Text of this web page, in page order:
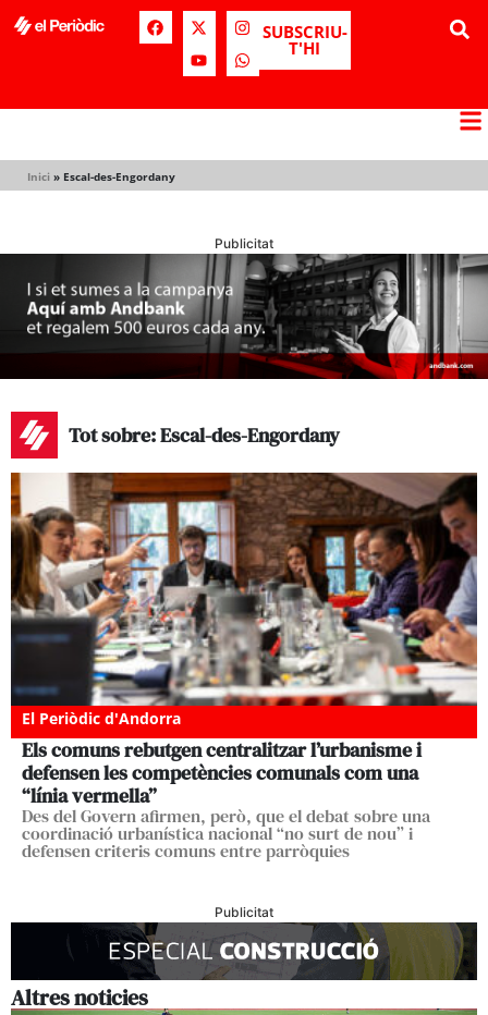
SUBSCRIU-
T'HI
Inici » Escal-des-Engordany
Publicitat
Tot sobre: Escal-des-Engordany
El Periòdic d'Andorra
Els comuns rebutgen centralitzar l’urbanisme i
defensen les competències comunals com una
“línia vermella”
Des del Govern afirmen, però, que el debat sobre una
coordinació urbanística nacional “no surt de nou” i
defensen criteris comuns entre parròquies
Publicitat
Altres noticies